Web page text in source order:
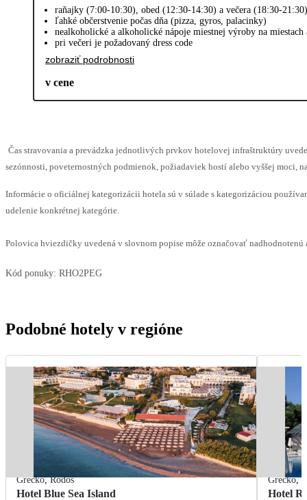
raňajky (7:00-10:30), obed (12:30-14:30) a večera (18:30-
ľahké občerstvenie počas dňa (pizza, gyros, palacinky)
nealkoholické a alkoholické nápoje miestnej výroby na miestach
pri večeri je požadovaný dress code
zobraziť podrobnosti
v cene
Čas stravovania a prevádzka jednotlivých prvkov hotelovej infraštruktúry
sezónnosti, poveternostných podmienok, požiadaviek hostí alebo vyššej moci,
Informácie o oficiálnej kategorizácii hotela sú v súlade s kategorizáciou
udelenie konkrétnej kategórie.
Polovica hviezdičky uvedená v slovnom popise môže označovať
Kód ponuky: RHO2PEG
Podobné hotely v regióne
Grécko,Rodos
Hotel Blue Sea Island
Grécko,
Hotel